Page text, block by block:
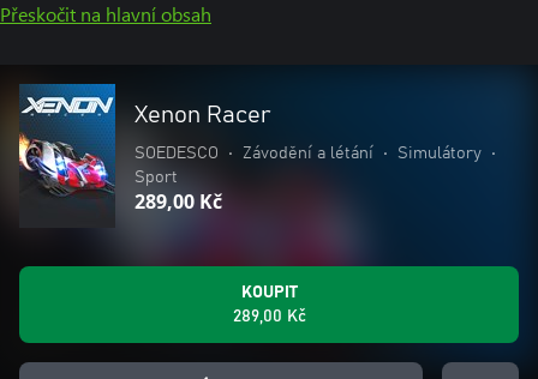
Přeskočit na hlavní obsah
Xenon Racer
SOEDESCO • Závodění a létání • Simulátory
•
Sport
289,00 Kč
KOUPIT
289,00 Kč